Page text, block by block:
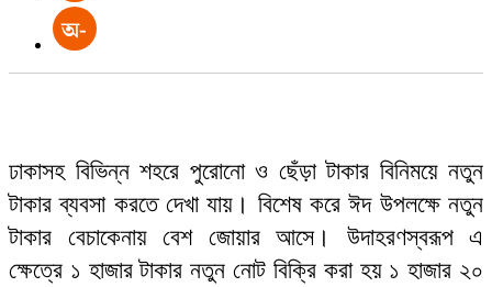
ঢাকাসহ বিভিন্ন শহরে পুরোনো ও ছেঁড়া টাকার বিনিময়ে নতুন
টাকার ব্যবসা করতে দেখা যায়। বিশেষ করে ঈদ উপলক্ষে নতুন
টাকার বেচাকেনায় বেশ জোয়ার আসে। উদাহরণস্বরূপ এ
ক্ষেত্রে ১ হাজার টাকার নতুন নোট বিক্রি করা হয় ১ হাজার ২০